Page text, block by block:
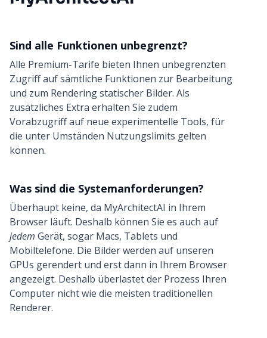
Sind alle Funktionen unbegrenzt?
Alle Premium-Tarife bieten Ihnen unbegrenzten
Zugriff auf sämtliche Funktionen zur Bearbeitung
und zum Rendering statischer Bilder. Als
zusätzliches Extra erhalten Sie zudem
Vorabzugriff auf neue experimentelle Tools, für
die unter Umständen Nutzungslimits gelten
können.
Was sind die Systemanforderungen?
Überhaupt keine, da MyArchitectAI in Ihrem
Browser läuft. Deshalb können Sie es auch auf
jedem Gerät, sogar Macs, Tablets und
Mobiltelefone. Die Bilder werden auf unseren
GPUs gerendert und erst dann in Ihrem Browser
angezeigt. Deshalb überlastet der Prozess Ihren
Computer nicht wie die meisten traditionellen
Renderer.